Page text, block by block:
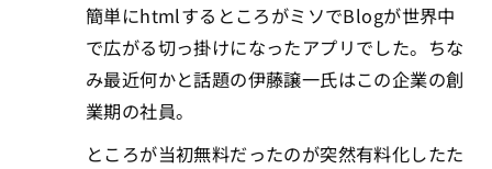
簡単にhtmlするところがミソでBlogが世界中
で広がる切っ掛けになったアプリでした。ちな
み最近何かと話題の伊藤譲一氏はこの企業の創
業期の社員。
ところが当初無料だったのが突然有料化したた